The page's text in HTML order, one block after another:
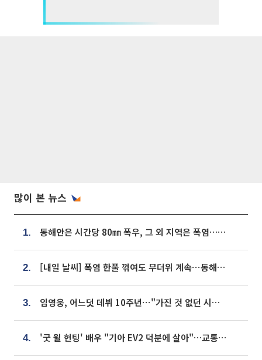
많이 본 뉴스
1. 동해안은 시간당 80㎜ 폭우, 그 외 지역은 폭염…‘극과 극 날씨’
2. [내일 날씨] 폭염 한풀 꺾여도 무더위 계속⋯동해안 이틀 연속 비
3. 임영웅, 어느덧 데뷔 10주년⋯"가진 것 없던 시절, 내 앞엔 20명의 팬뿐"
4. '굿 윌 헌팅' 배우 "기아 EV2 덕분에 살아"…교통사고 후 안전성 극찬